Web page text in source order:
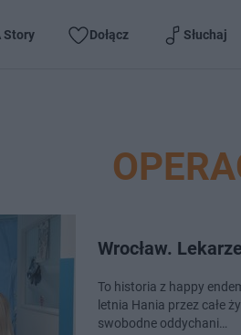
Story Dołącz Słuchaj
Wrocław.
To historia z happy
letnia Hania przez całe
swobodne oddychani…